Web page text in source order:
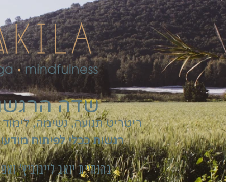
שדה
ריטריט תנועה, נשימה, לימוד
רגשות ככלי לפיתוח
בהנחיית יואב לייבוביץ'